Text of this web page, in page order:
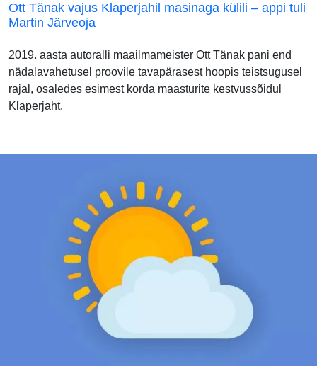
Ott Tänak vajus Klaperjahil masinaga külili – appi tuli
Martin Järveoja
2019. aasta autoralli maailmameister Ott Tänak pani end
nädalavahetusel proovile tavapärasest hoopis teistsugusel
rajal, osaledes esimest korda maasturite kestvussõidul
Klaperjaht.